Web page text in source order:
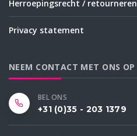
Herroepingsrecht / retourneren
Privacy statement
NEEM CONTACT MET ONS OP
BEL ONS
+31 (0)35 - 203 1379